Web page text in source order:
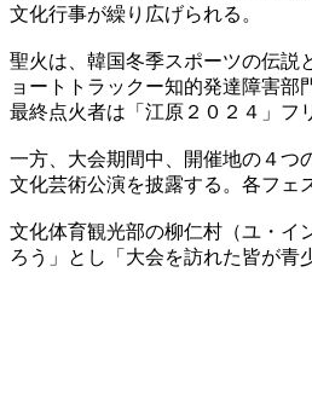
文化行事が繰り広げられる。
聖火は、韓国冬季スポーツの伝説
ョートトラックー知的発達障害部
最終点火者は「江原２０２４」フ
一方、大会期間中、開催地の４つ
文化芸術公演を披露する。各フェ
文化体育観光部の柳仁村（ユ・イ
ろう」とし「大会を訪れた皆が青